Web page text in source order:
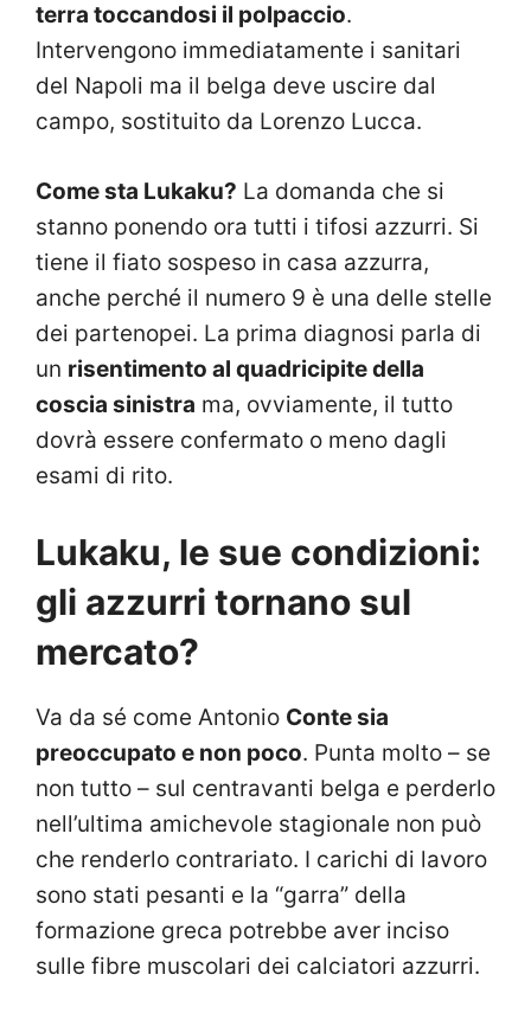
terra toccandosi il polpaccio.
Intervengono immediatamente i sanitari
del Napoli ma il belga deve uscire dal
campo, sostituito da Lorenzo Lucca.
Come sta Lukaku? La domanda che si
stanno ponendo ora tutti i tifosi azzurri. Si
tiene il fiato sospeso in casa azzurra,
anche perché il numero 9 è una delle stelle
dei partenopei. La prima diagnosi parla di
un risentimento al quadricipite della
coscia sinistra ma, ovviamente, il tutto
dovrà essere confermato o meno dagli
esami di rito.
Lukaku, le sue condizioni:
gli azzurri tornano sul
mercato?
Va da sé come Antonio Conte sia
preoccupato e non poco. Punta molto – se
non tutto – sul centravanti belga e perderlo
nell’ultima amichevole stagionale non può
che renderlo contrariato. I carichi di lavoro
sono stati pesanti e la “garra” della
formazione greca potrebbe aver inciso
sulle fibre muscolari dei calciatori azzurri.